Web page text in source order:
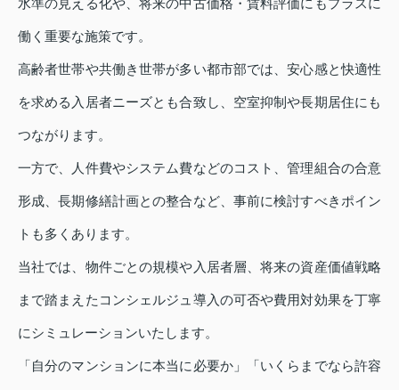
水準の見える化や、将来の中古価格・賃料評価にもプラスに
働く重要な施策です。
高齢者世帯や共働き世帯が多い都市部では、安心感と快適性
を求める入居者ニーズとも合致し、空室抑制や長期居住にも
つながります。
一方で、人件費やシステム費などのコスト、管理組合の合意
形成、長期修繕計画との整合など、事前に検討すべきポイン
トも多くあります。
当社では、物件ごとの規模や入居者層、将来の資産価値戦略
まで踏まえたコンシェルジュ導入の可否や費用対効果を丁寧
にシミュレーションいたします。
「自分のマンションに本当に必要か」「いくらまでなら許容